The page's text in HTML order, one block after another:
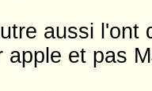
aussi l'ont
apple et pas